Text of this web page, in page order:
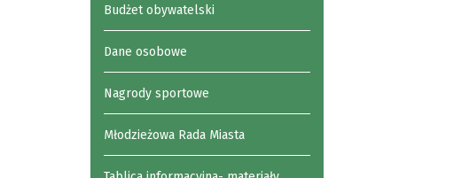
Budżet obywatelski
Dane osobowe
Nagrody sportowe
Młodzieżowa Rada Miasta